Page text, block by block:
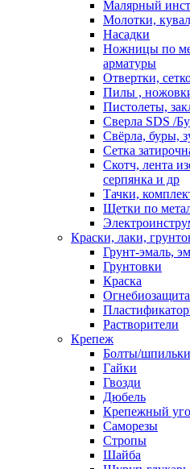
Малярный
Молотки,
Насадки
Ножницы по
арматуры
Отвертки,
Пилы ,
Пистолеты,
Сверла SDS /
Свёрла, буры,
Сетка
Скотч, лента
серпянка и др
Тачки,
Щетки по
Краски, лаки,
Грунт-эмаль,
Грунтовки
Краска
Огнебиозащита
Растворители
Крепеж
Болты/
Гайки
Гвозди
Дюбель
Крепежный
Саморезы
Стропы
Шайба